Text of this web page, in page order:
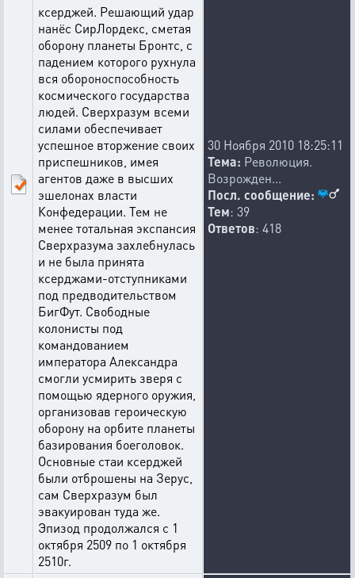
ксерджей. Решающий удар
нанёс СирЛордекс, сметая
оборону планеты Бронтс, с
падением которого рухнула
вся обороноспособность
космического государства
людей. Сверхразум всеми
силами обеспечивает
успешное вторжение своих
приспешников, имея
агентов даже в высших
эшелонах власти
Конфедерации. Тем не
менее тотальная экспансия
Сверхразума захлебнулась
и не была принята
ксерджами-отступниками
под предводительством
БигФут. Свободные
колонисты под
командованием
императора Александра
смогли усмирить зверя с
помощью ядерного оружия,
организовав героическую
оборону на орбите планеты
базирования боеголовок.
Основные стаи ксерджей
были отброшены на Зерус,
сам Сверхразум был
эвакуирован туда же.
Эпизод продолжался с 1
октября 2509 по 1 октября
2510г.
30 Ноября 2010 18:25:11
Тема: Революция.
Возрожден...
Посл. сообщение:
Тем: 39
Ответов: 418